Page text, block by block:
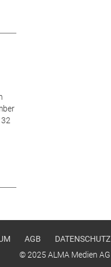
AGB
DATENSCHUTZ
© 2025 ALMA Medien AG